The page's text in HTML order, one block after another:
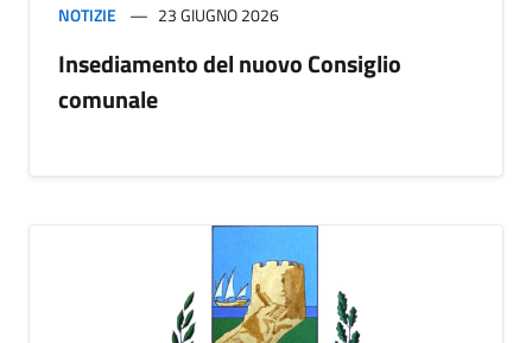
NOTIZIE 23 GIUGNO 2026
Insediamento del nuovo Consiglio
comunale